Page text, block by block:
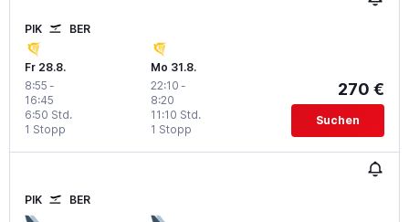
PIK BER
Fr 28.8.
8:55 -
16:45
1 Stopp
6:50 Std.
Mo 31.8.
22:10 -
8:20
1 Stopp
11:10 Std.
270 €
Suchen
PIK BER